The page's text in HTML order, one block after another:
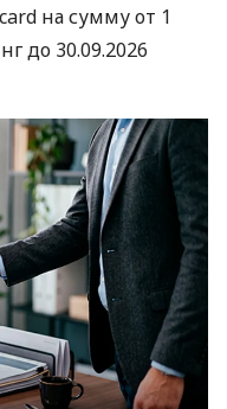
на сумму от 1
до 30.09.2026